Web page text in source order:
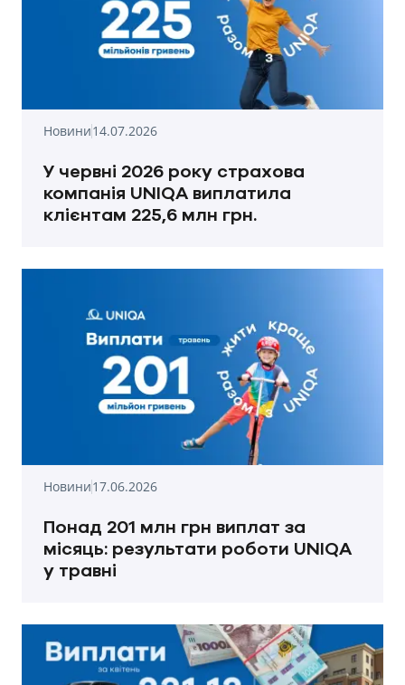
Новини14.07.2026
У червні 2026 року страхова
компанія UNIQA виплатила
клієнтам 225,6 млн грн.
Новини17.06.2026
Понад 201 млн грн виплат за
місяць: результати роботи UNIQA
у травні